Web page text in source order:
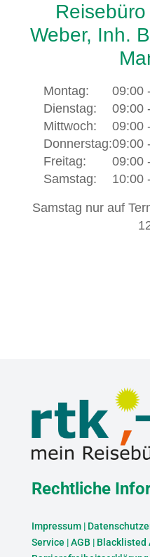
Weber, Inh.
Montag:
Dienstag:
Mittwoch:
Donnerstag:
Freitag:
Samstag:
09:00
09:00
09:00
09:00
Samstag nur auf
Rechtliche
Impressum|
Service |AGB | Blacklisted